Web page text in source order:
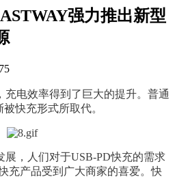
强力推出新型
充电效率得到了巨大的提升。普通
快充形式所取代。
展，人们对于USB-PD快充的需求
充产品受到广大商家的喜爱。快